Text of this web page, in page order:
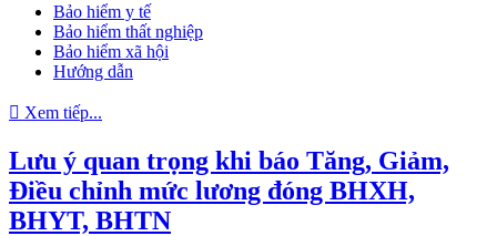
Bảo hiểm y tế
Bảo hiểm thất nghiệp
Bảo hiểm xã hội
Hướng dẫn
Xem tiếp...
Lưu ý quan trọng khi báo Tăng, Giảm,
Điều chỉnh mức lương đóng BHXH,
BHYT, BHTN